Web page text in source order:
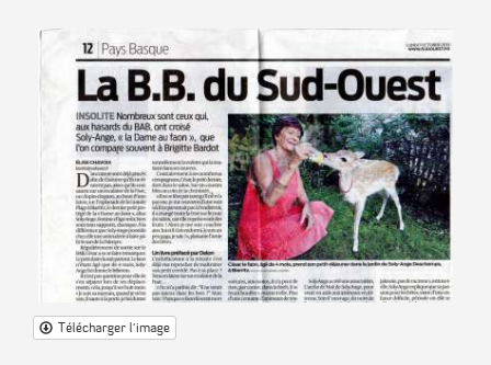
Télécharger l'image